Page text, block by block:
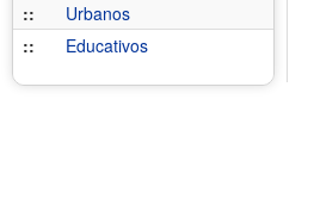
::
Urbanos
::
Educativos